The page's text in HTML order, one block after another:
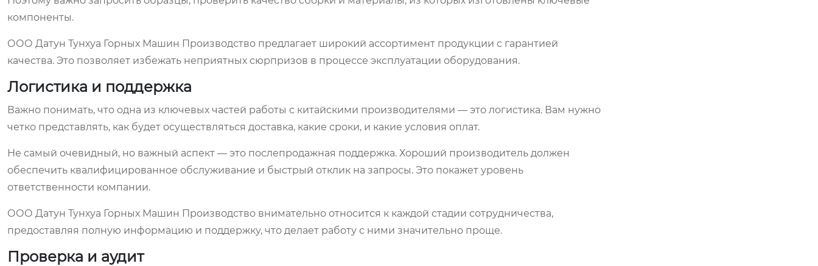
компоненты.
ООО Датун Тунхуа Горных Машин Производство предлагает широкий ассортимент продукции с гарантией
качества. Это позволяет избежать неприятных сюрпризов в процессе эксплуатации оборудования.
Логистика и поддержка
Важно понимать, что одна из ключевых частей работы с китайскими производителями — это логистика. Вам нужно
четко представлять, как будет осуществляться доставка, какие сроки, и какие условия оплат.
Не самый очевидный, но важный аспект — это послепродажная поддержка. Хороший производитель должен
обеспечить квалифицированное обслуживание и быстрый отклик на запросы. Это покажет уровень
ответственности компании.
ООО Датун Тунхуа Горных Машин Производство внимательно относится к каждой стадии сотрудничества,
предоставляя полную информацию и поддержку, что делает работу с ними значительно проще.
Проверка и аудит